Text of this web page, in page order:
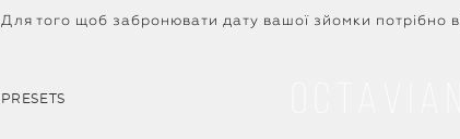
Для того щоб забронювати дату вашої зйомки потрібно
PRESETS